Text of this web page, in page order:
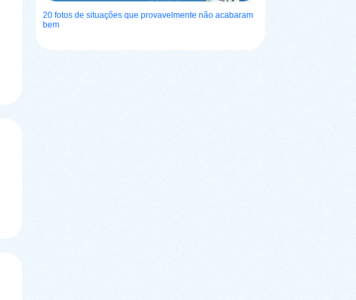
20 fotos de situações que provavelmente não acabaram
bem